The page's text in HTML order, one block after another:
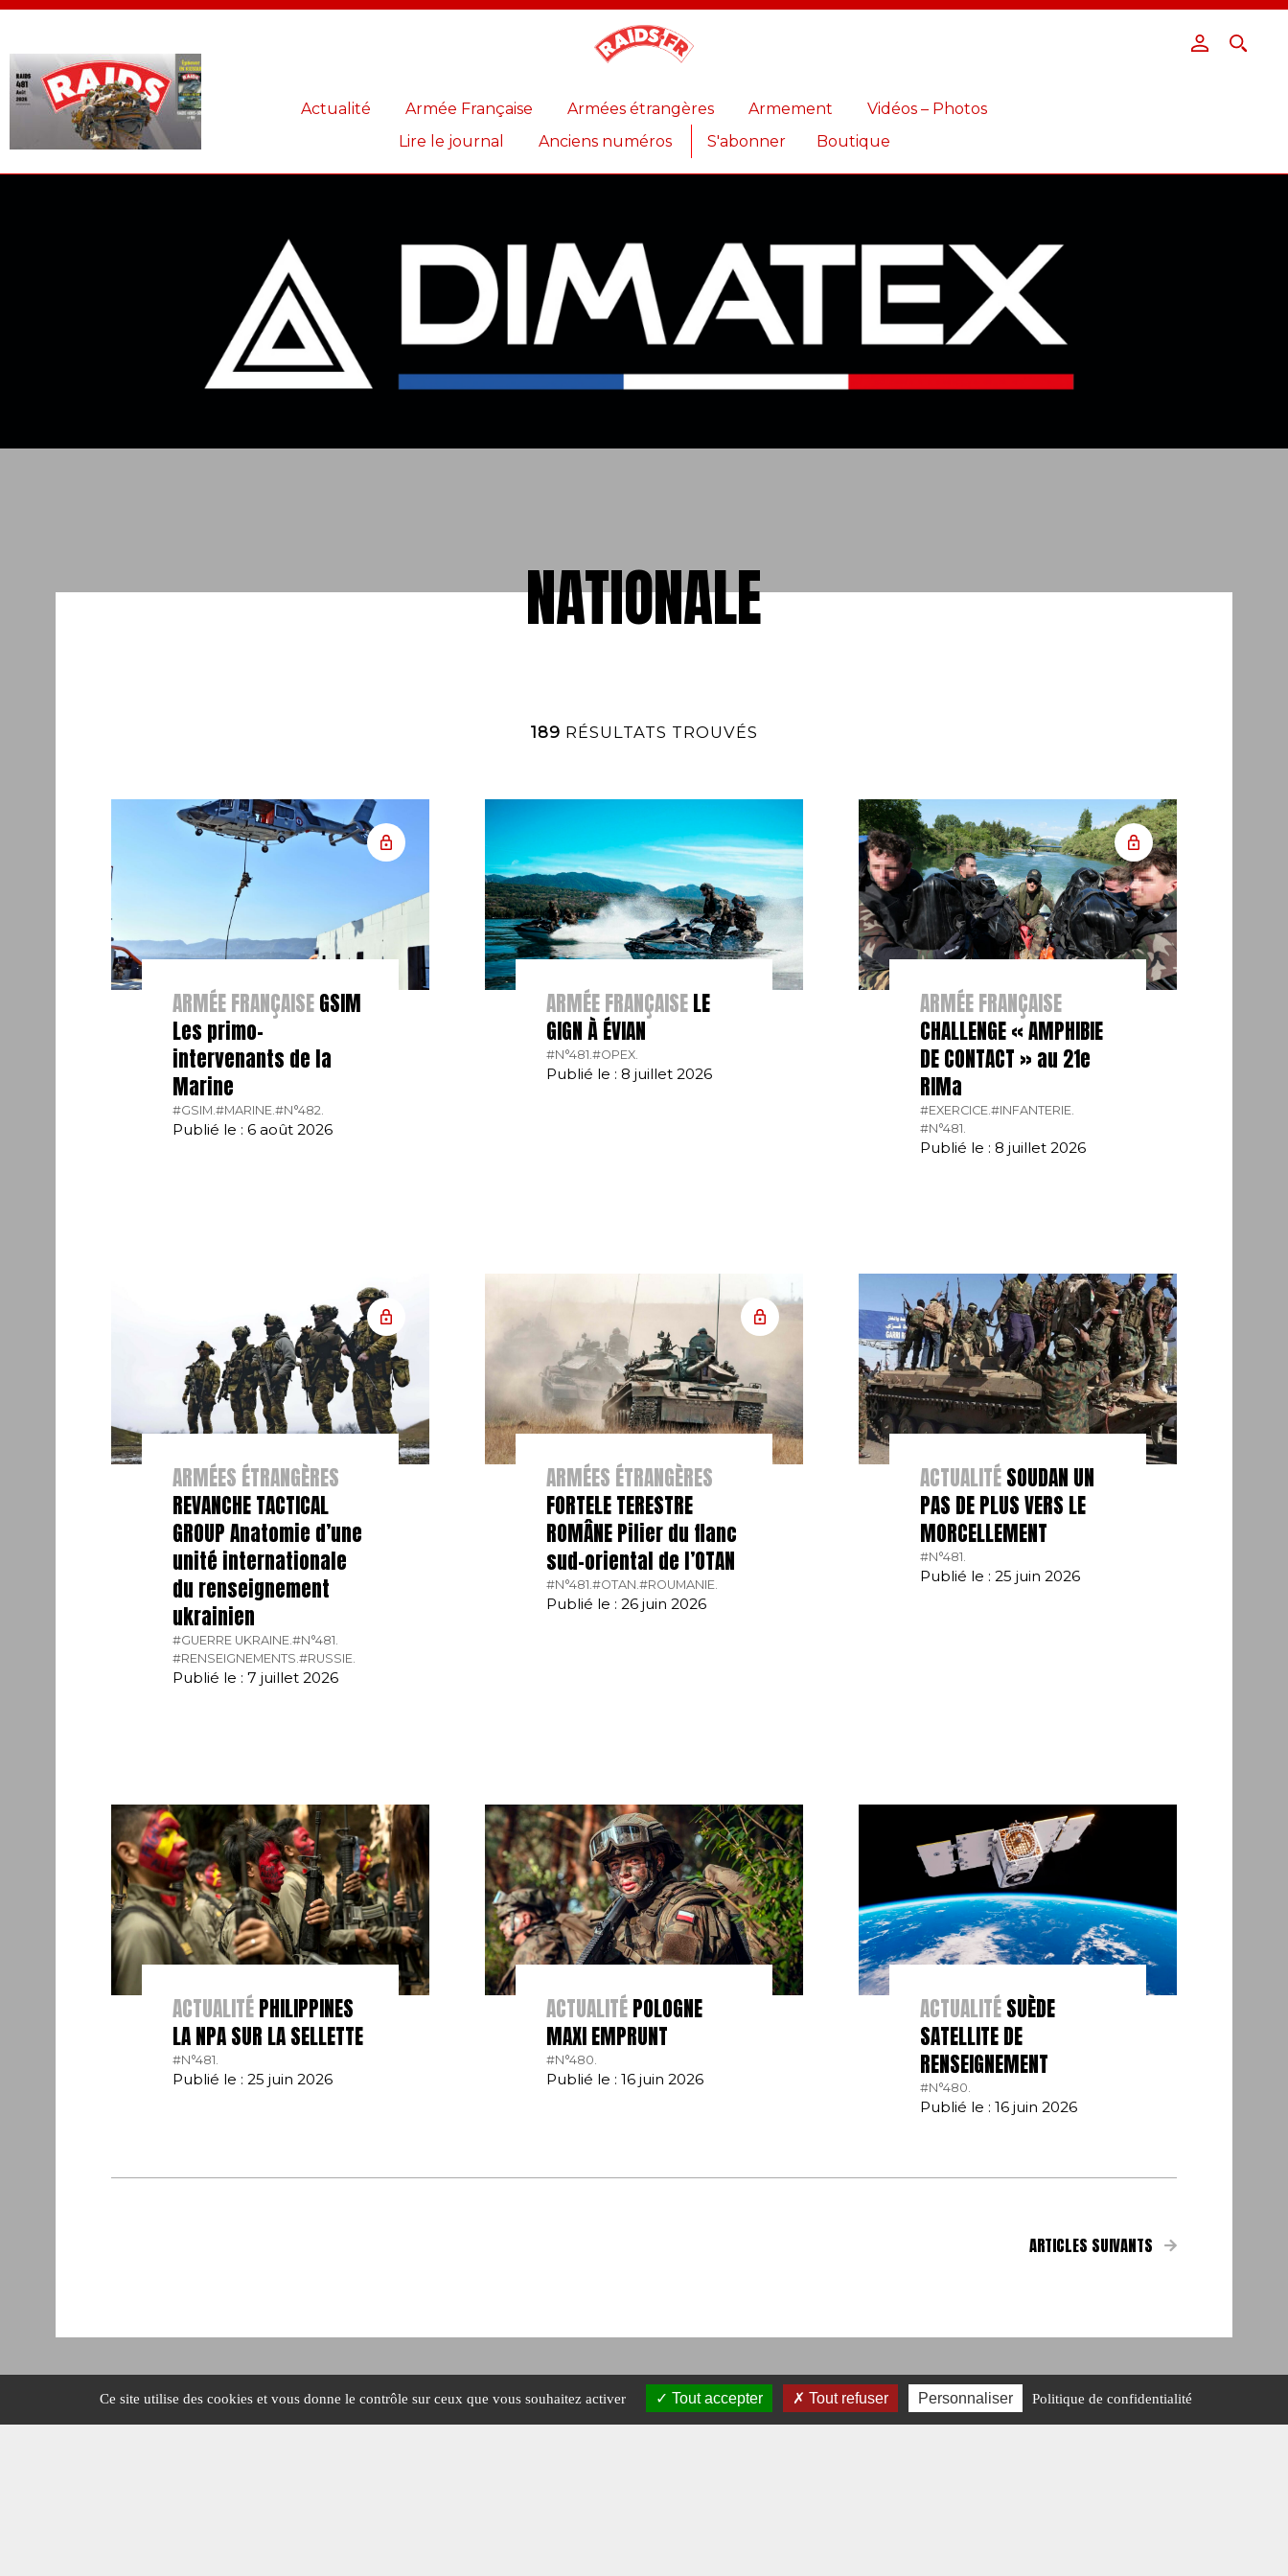
Actualité Armée Française Armées étrangères Armement
Vidéos – Photos
Lire le journal
Anciens numéros S'abonner Boutique
NATIONALE
189 RÉSULTATS TROUVÉS
ARMÉE FRANÇAISEGSIM
Les primo-
intervenants de la
Marine
#GSIM.#MARINE.#N°482.
Publié le : 6 août 2026
ARMÉE FRANÇAISELE
GIGN À ÉVIAN
#N°481.#OPEX.
Publié le : 8 juillet 2026
ARMÉE FRANÇAISE
CHALLENGE « AMPHIBIE
DE CONTACT » au 21e
RIMa
#EXERCICE.#INFANTERIE.
#N°481.
Publié le : 8 juillet 2026
ARMÉES ÉTRANGÈRES
REVANCHE TACTICAL
GROUP Anatomie d’une
unité internationale
du renseignement
ukrainien
#GUERRE UKRAINE.#N°481.
#RENSEIGNEMENTS.#RUSSIE.
Publié le : 7 juillet 2026
ARMÉES ÉTRANGÈRES
FORTELE TERESTRE
ROMÂNE Pilier du flanc
sud-oriental de l’OTAN
#N°481.#OTAN.#ROUMANIE.
Publié le : 26 juin 2026
ACTUALITÉSOUDAN UN
PAS DE PLUS VERS LE
MORCELLEMENT
#N°481.
Publié le : 25 juin 2026
ACTUALITÉPHILIPPINES
LA NPA SUR LA SELLETTE
#N°481.
Publié le : 25 juin 2026
ACTUALITÉPOLOGNE
MAXI EMPRUNT
#N°480.
Publié le : 16 juin 2026
ACTUALITÉSUÈDE
SATELLITE DE
RENSEIGNEMENT
#N°480.
Publié le : 16 juin 2026
ARTICLES SUIVANTS
Panneau de gestion des cookies
Ce site utilise des cookies et vous donne le contrôle sur ceux que vous souhaitez activer Tout accepter Tout refuser Personnaliser Politique de confidentialité